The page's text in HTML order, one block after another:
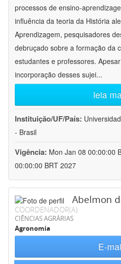
processos de ensino-
influência da teoria da História
Aprendizagem, pesquisadores
debruçado sobre a formação da
estudantes e professores.
incorporação desses sujei...
leia
Instituição/UF/País:
- Brasil
Vigência: Mon Jan 08 00:00:00
00:00:00 BRT 2027
Abelmon
COORDENADOR(A)
CIÊNCIAS AGRÁRIAS
Agronomia
E-